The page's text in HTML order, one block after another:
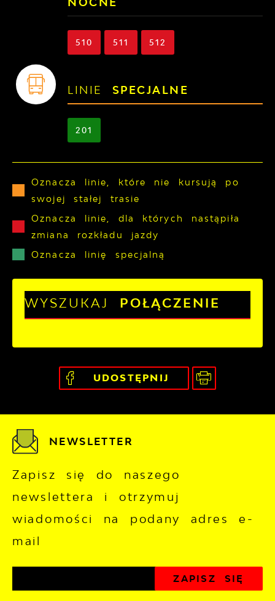
510 511 512
LINIE SPECJALNE
201
Oznacza linie, które nie kursują po
swojej stałej trasie
Oznacza linie, dla których nastąpiła
zmiana rozkładu jazdy
Oznacza linię specjalną
WYSZUKAJ POŁĄCZENIE
UDOSTĘPNIJ
NEWSLETTER
Zapisz się do naszego
newslettera i otrzymuj
wiadomości na podany adres e-
mail